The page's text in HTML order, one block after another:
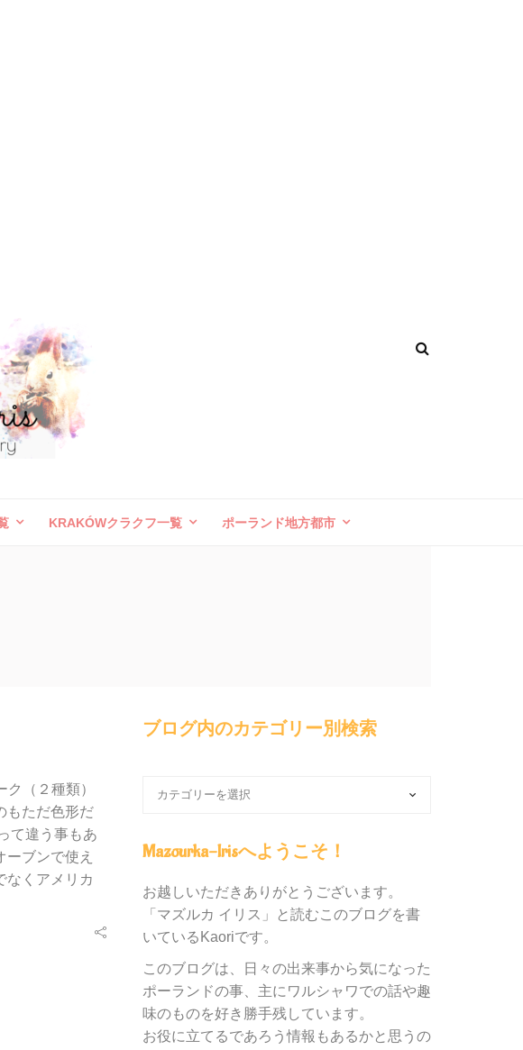
KRAKÓWクラクフ一覧 ポーランド地方都市
ク（２種類）
もただ色形だ
て違う事もあ
ブンで使え
なくアメリカ
ブログ内のカテゴリー別検索
内
の
テ
ゴ
リ
別
検
索
Mazourka-Irisへようこそ！
お越しいただきありがとうございます。
「マズルカ イリス」と読むこのブログを書
いているKaoriです。
このブログは、日々の出来事から気になった
ポーランドの事、主にワルシャワでの話や趣
味のものを好き勝手残しています。
お役に立てるであろう情報もあるかと思うの